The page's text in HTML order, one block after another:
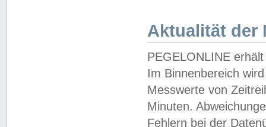
Aktualität der
PEGELONLINE
Im Binnenbereich
Messwerte von
Minuten.
Fehlern bei der